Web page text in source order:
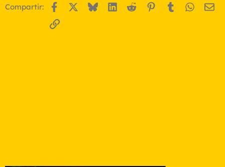
Compartir: Facebook BlueskyLinkedIn
Reddit Pinterest
Tumblr
Enlace